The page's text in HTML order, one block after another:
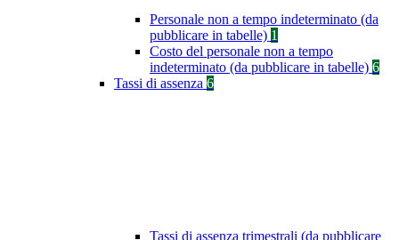
Personale non a tempo indeterminato (da
pubblicare in tabelle) 1
Costo del personale non a tempo
indeterminato (da pubblicare in tabelle) 6
Tassi di assenza 6
Tassi di assenza trimestrali (da pubblicare